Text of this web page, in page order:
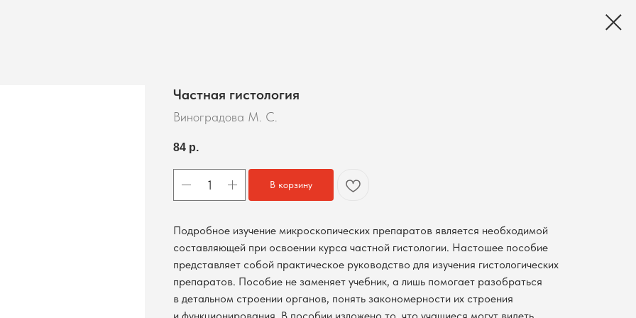
Частная гистология
Виноградова М. С.
84 р.
В корзину
Подробное изучение микроскопических препаратов является необходимой
составляющей при освоении курса частной гистологии. Настошее пособие
представляет собой практическое руководство для изучения гистологических
препаратов. Пособие не заменяет учебник, а лишь помогает разобраться
в детальном строении органов, понять закономерности их строения